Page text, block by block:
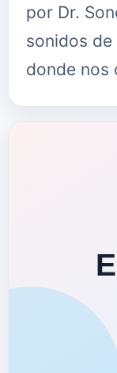
por Dr.
sonidos de
donde nos